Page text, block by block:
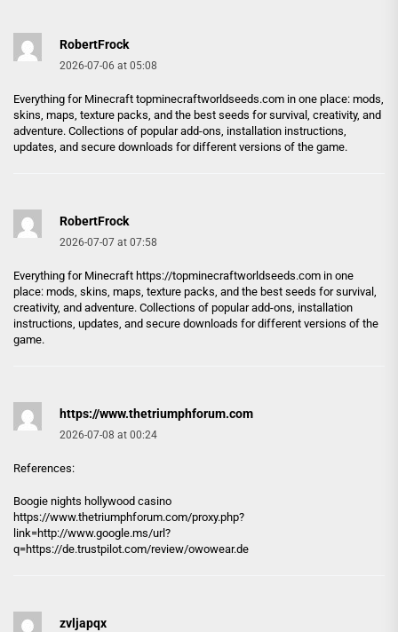
RobertFrock
2026-07-06 at 05:08
Everything for Minecraft topminecraftworldseeds.com in one place: mods,
skins, maps, texture packs, and the best seeds for survival, creativity, and
adventure. Collections of popular add-ons, installation instructions,
updates, and secure downloads for different versions of the game.
RobertFrock
2026-07-07 at 07:58
Everything for Minecraft https://topminecraftworldseeds.com in one
place: mods, skins, maps, texture packs, and the best seeds for survival,
creativity, and adventure. Collections of popular add-ons, installation
instructions, updates, and secure downloads for different versions of the
game.
https://www.thetriumphforum.com
2026-07-08 at 00:24
References:
Boogie nights hollywood casino
https://www.thetriumphforum.com/proxy.php?
link=http://www.google.ms/url?
q=https://de.trustpilot.com/review/owowear.de
zvljapqx